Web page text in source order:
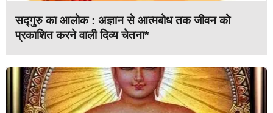
सद्गुरु का आलोक : अज्ञान से आत्मबोध तक जीवन को
प्रकाशित करने वाली दिव्य चेतना*